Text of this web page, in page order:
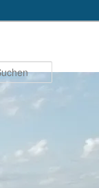
Suchen